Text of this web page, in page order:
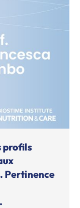
profils
Pertinence